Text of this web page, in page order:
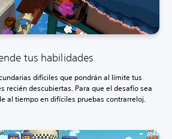
tus habilidades
difíciles que pondrán al límite tus
recién descubiertas. Para que el desafío sea
al tiempo en difíciles pruebas contrarreloj.